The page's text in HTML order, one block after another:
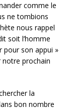
comme le
ne tombions
nous rappel
soit l’homme
pour son appui »
notre prochain
la
bon nombre